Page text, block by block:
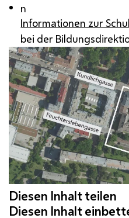
n
Informationen zur
bei der